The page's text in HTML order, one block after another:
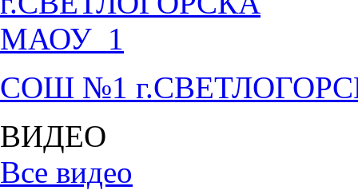
СОШ №1
ВИДЕО
Все видео